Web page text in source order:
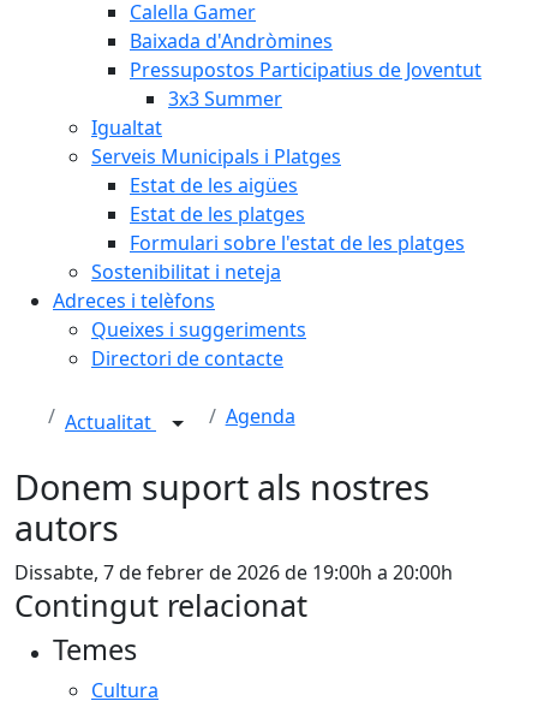
Calella Gamer
Baixada d'Andròmines
Pressupostos Participatius de Joventut
3x3 Summer
Igualtat
Serveis Municipals i Platges
Estat de les aigües
Estat de les platges
Formulari sobre l'estat de les platges
Sostenibilitat i neteja
Adreces i telèfons
Queixes i suggeriments
Directori de contacte
Actualitat Agenda
Donem suport als nostres
autors
Dissabte, 7 de febrer de 2026 de 19:00h a 20:00h
Contingut relacionat
Temes
Cultura